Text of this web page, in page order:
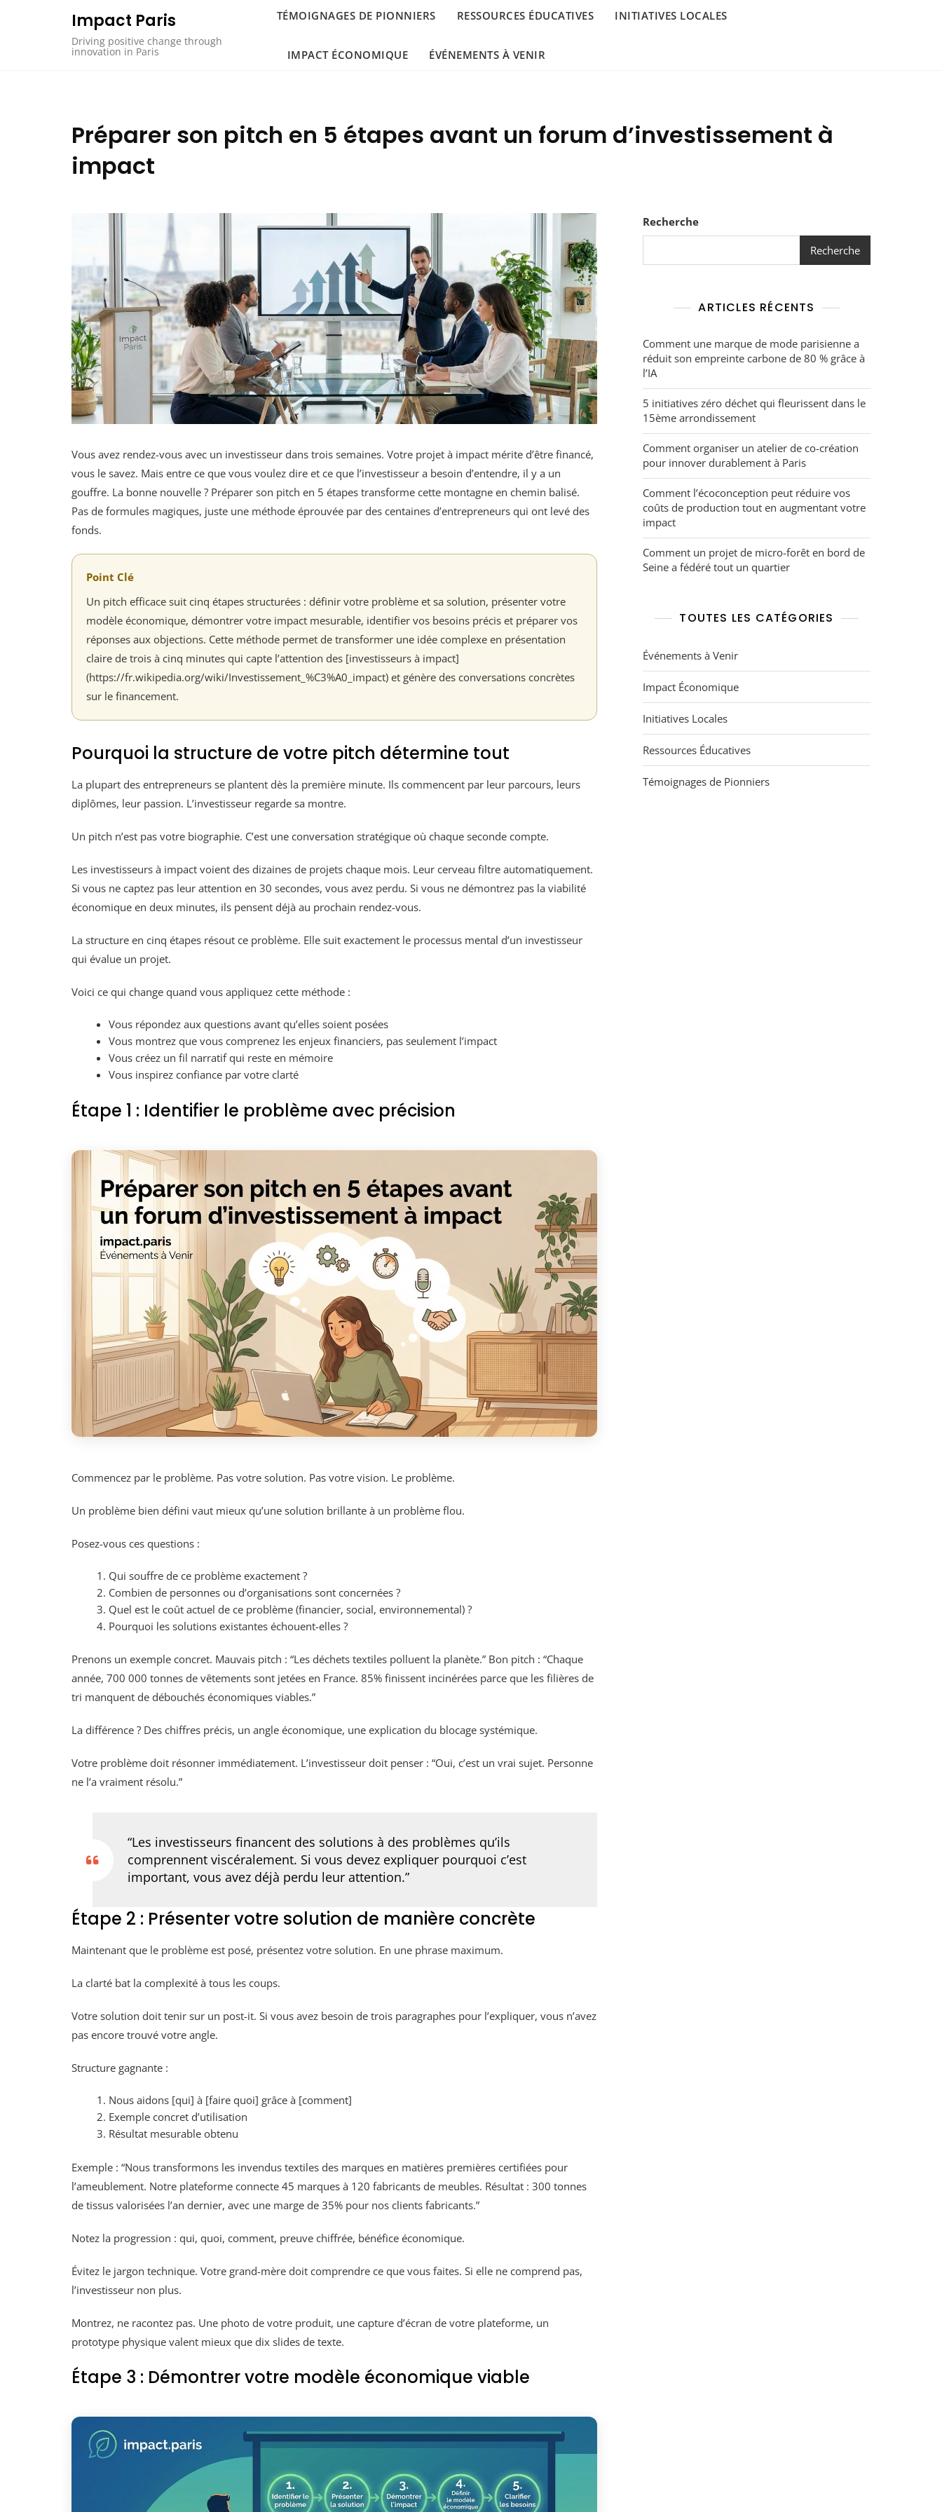
Impact Paris
Driving positive change through
innovation in Paris
TÉMOIGNAGES DE PIONNIERS RESSOURCES ÉDUCATIVES INITIATIVES LOCALES
IMPACT ÉCONOMIQUE ÉVÉNEMENTS À VENIR
Préparer son pitch en 5 étapes avant un forum d’investissement à
impact
Vous avez rendez-vous avec un investisseur dans trois semaines. Votre projet à impact mérite d’être financé,
vous le savez. Mais entre ce que vous voulez dire et ce que l’investisseur a besoin d’entendre, il y a un
gouffre. La bonne nouvelle ? Préparer son pitch en 5 étapes transforme cette montagne en chemin balisé.
Pas de formules magiques, juste une méthode éprouvée par des centaines d’entrepreneurs qui ont levé des
fonds.
Point Clé
Un pitch efficace suit cinq étapes structurées : définir votre problème et sa solution, présenter votre
modèle économique, démontrer votre impact mesurable, identifier vos besoins précis et préparer vos
réponses aux objections. Cette méthode permet de transformer une idée complexe en présentation
claire de trois à cinq minutes qui capte l’attention des [investisseurs à impact]
(https://fr.wikipedia.org/wiki/Investissement_%C3%A0_impact) et génère des conversations concrètes
sur le financement.
Pourquoi la structure de votre pitch détermine tout
La plupart des entrepreneurs se plantent dès la première minute. Ils commencent par leur parcours, leurs
diplômes, leur passion. L’investisseur regarde sa montre.
Un pitch n’est pas votre biographie. C’est une conversation stratégique où chaque seconde compte.
Les investisseurs à impact voient des dizaines de projets chaque mois. Leur cerveau filtre automatiquement.
Si vous ne captez pas leur attention en 30 secondes, vous avez perdu. Si vous ne démontrez pas la viabilité
économique en deux minutes, ils pensent déjà au prochain rendez-vous.
La structure en cinq étapes résout ce problème. Elle suit exactement le processus mental d’un investisseur
qui évalue un projet.
Voici ce qui change quand vous appliquez cette méthode :
Vous répondez aux questions avant qu’elles soient posées
Vous montrez que vous comprenez les enjeux financiers, pas seulement l’impact
Vous créez un fil narratif qui reste en mémoire
Vous inspirez confiance par votre clarté
Étape 1 : Identifier le problème avec précision
Commencez par le problème. Pas votre solution. Pas votre vision. Le problème.
Un problème bien défini vaut mieux qu’une solution brillante à un problème flou.
Posez-vous ces questions :
Qui souffre de ce problème exactement ?
Combien de personnes ou d’organisations sont concernées ?
Quel est le coût actuel de ce problème (financier, social, environnemental) ?
Pourquoi les solutions existantes échouent-elles ?
Prenons un exemple concret. Mauvais pitch : “Les déchets textiles polluent la planète.” Bon pitch : “Chaque
année, 700 000 tonnes de vêtements sont jetées en France. 85% finissent incinérées parce que les filières de
tri manquent de débouchés économiques viables.”
La différence ? Des chiffres précis, un angle économique, une explication du blocage systémique.
Votre problème doit résonner immédiatement. L’investisseur doit penser : “Oui, c’est un vrai sujet. Personne
ne l’a vraiment résolu.”
“Les investisseurs financent des solutions à des problèmes qu’ils
comprennent viscéralement. Si vous devez expliquer pourquoi c’est
important, vous avez déjà perdu leur attention.”
Étape 2 : Présenter votre solution de manière concrète
Maintenant que le problème est posé, présentez votre solution. En une phrase maximum.
La clarté bat la complexité à tous les coups.
Votre solution doit tenir sur un post-it. Si vous avez besoin de trois paragraphes pour l’expliquer, vous n’avez
pas encore trouvé votre angle.
Structure gagnante :
Nous aidons [qui] à [faire quoi] grâce à [comment]
Exemple concret d’utilisation
Résultat mesurable obtenu
Exemple : “Nous transformons les invendus textiles des marques en matières premières certifiées pour
l’ameublement. Notre plateforme connecte 45 marques à 120 fabricants de meubles. Résultat : 300 tonnes
de tissus valorisées l’an dernier, avec une marge de 35% pour nos clients fabricants.”
Notez la progression : qui, quoi, comment, preuve chiffrée, bénéfice économique.
Évitez le jargon technique. Votre grand-mère doit comprendre ce que vous faites. Si elle ne comprend pas,
l’investisseur non plus.
Montrez, ne racontez pas. Une photo de votre produit, une capture d’écran de votre plateforme, un
prototype physique valent mieux que dix slides de texte.
Étape 3 : Démontrer votre modèle économique viable
Recherche
Recherche
ARTICLES RÉCENTS
Comment une marque de mode parisienne a
réduit son empreinte carbone de 80 % grâce à
l’IA
5 initiatives zéro déchet qui fleurissent dans le
15ème arrondissement
Comment organiser un atelier de co-création
pour innover durablement à Paris
Comment l’écoconception peut réduire vos
coûts de production tout en augmentant votre
impact
Comment un projet de micro-forêt en bord de
Seine a fédéré tout un quartier
TOUTES LES CATÉGORIES
Événements à Venir
Impact Économique
Initiatives Locales
Ressources Éducatives
Témoignages de Pionniers